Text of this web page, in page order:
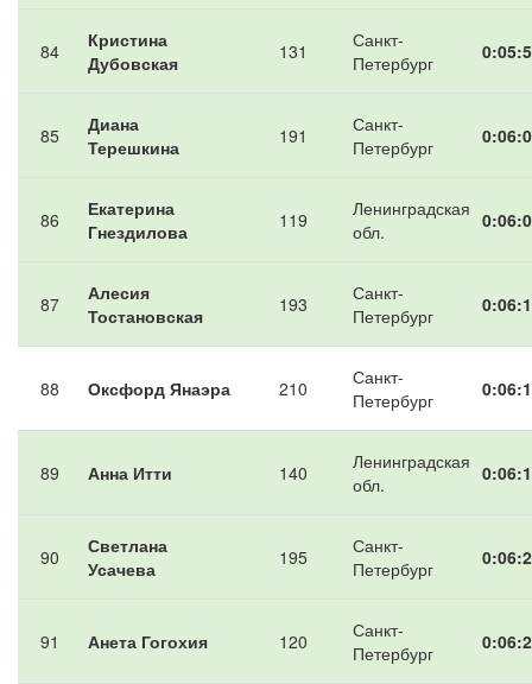
84
Кристина
Дубовская
131
Санкт-
Петербург
85
Диана
Терешкина
191
Санкт-
Петербург
86
Екатерина
Гнездилова
119
Ленинградская
обл.
87
Алесия
Тостановская
193
Санкт-
Петербург
88 Оксфорд Янаэра 210
Санкт-
Петербург
89 Анна Итти 140
Ленинградская
обл.
90
Светлана
Усачева
195
Санкт-
Петербург
91 Анета Гогохия 120
Санкт-
Петербург